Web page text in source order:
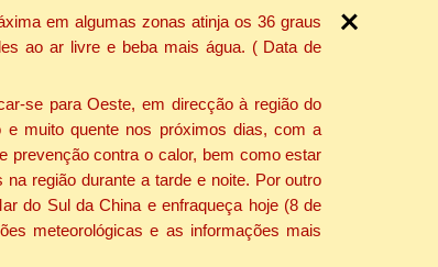
em algumas zonas atinja os 36 graus
ao ar livre e beba mais água. ( Data de
se para Oeste, em direcção à região do
e muito quente nos próximos dias, com a
prevenção contra o calor, bem como estar
região durante a tarde e noite. Por outro
do Sul da China e enfraqueça hoje (8 de
meteorológicas e as informações mais